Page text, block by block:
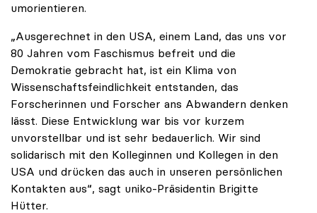
umorientieren.
„Ausgerechnet in den USA, einem Land, das uns vor
80 Jahren vom Faschismus befreit und die
Demokratie gebracht hat, ist ein Klima von
Wissenschaftsfeindlichkeit entstanden, das
Forscherinnen und Forscher ans Abwandern denken
lässt. Diese Entwicklung war bis vor kurzem
unvorstellbar und ist sehr bedauerlich. Wir sind
solidarisch mit den Kolleginnen und Kollegen in den
USA und drücken das auch in unseren persönlichen
Kontakten aus“, sagt uniko-Präsidentin Brigitte
Hütter.